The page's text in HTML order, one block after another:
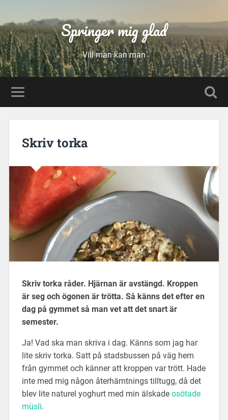
Springer mig glad
Vill man kan man
Skriv torka
Skriv torka råder. Hjärnan är avstängd. Kroppen
är seg och ögonen är trötta. Så känns det efter en
dag på gymmet så man vet att det snart är
semester.
Ja! Vad ska man skriva i dag. Känns som jag har
lite skriv torka. Satt på stadsbussen på väg hem
från gymmet och känner att kroppen var trött. Hade
inte med mig någon återhämtnings tilltugg, då det
blev lite naturel yoghurt med min älskade osötade
müsli.